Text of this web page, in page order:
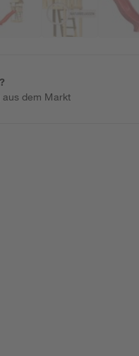
aus dem Markt